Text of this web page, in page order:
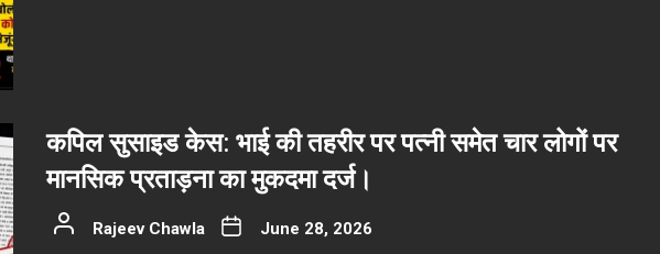
कपिल सुसाइड केस: भाई की तहरीर पर पत्नी समेत चार लोगों पर
मानसिक प्रताड़ना का मुकदमा दर्ज।
Rajeev Chawla June 28, 2026